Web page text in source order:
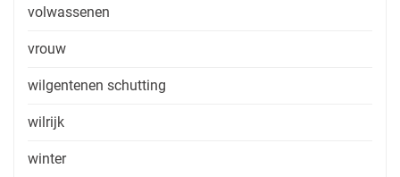
volwassenen
vrouw
wilgentenen schutting
wilrijk
winter